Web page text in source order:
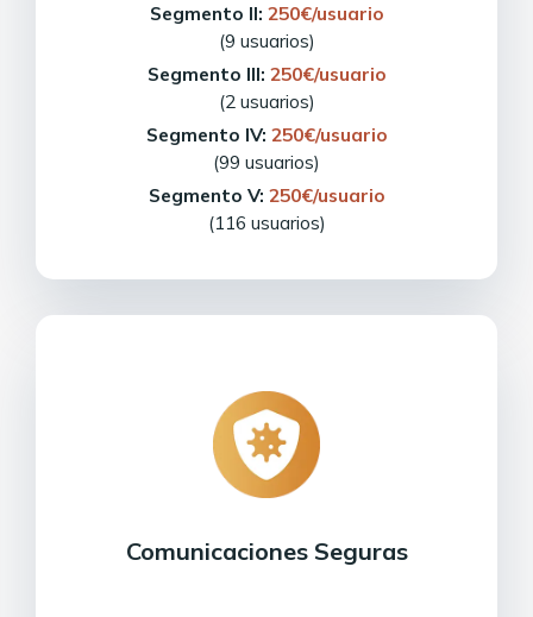
Segmento II: 250€/usuario
(9 usuarios)
Segmento III: 250€/usuario
(2 usuarios)
Segmento IV: 250€/usuario
(99 usuarios)
Segmento V: 250€/usuario
(116 usuarios)
Comunicaciones Seguras